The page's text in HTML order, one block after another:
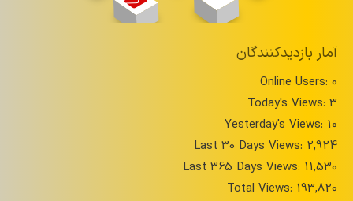
آمار بازدیدکنندگان
Online Users: 0
Today's Views: 3
Yesterday's Views: 10
Last 30 Days Views: 2,924
Last 365 Days Views: 11,530
Total Views: 193,820